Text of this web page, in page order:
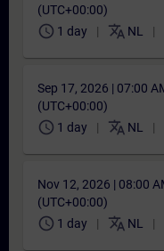
(UTC+00:00)
schedule 1 day translate NL
Sep 17, 2026 | 07:00
(UTC+00:00)
schedule 1 day translate NL
Nov 12, 2026 | 08:00
(UTC+00:00)
schedule 1 day translate NL